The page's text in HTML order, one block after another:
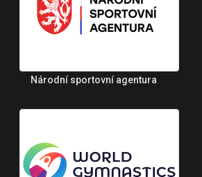
Národní sportovní agentura